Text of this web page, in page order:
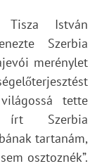
István
Szerbia
merénylet
tette
írt Szerbia
tartanám,
osztoznék”.